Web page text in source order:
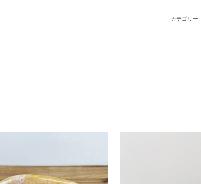
カテゴリー: